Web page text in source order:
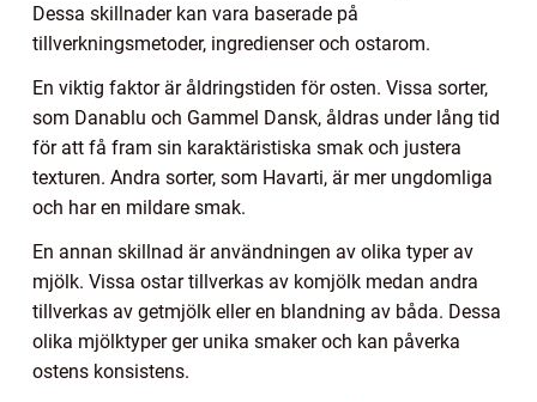
Dessa skillnader kan vara baserade på
tillverkningsmetoder, ingredienser och ostarom.
En viktig faktor är åldringstiden för osten. Vissa sorter,
som Danablu och Gammel Dansk, åldras under lång tid
för att få fram sin karaktäristiska smak och justera
texturen. Andra sorter, som Havarti, är mer ungdomliga
och har en mildare smak.
En annan skillnad är användningen av olika typer av
mjölk. Vissa ostar tillverkas av komjölk medan andra
tillverkas av getmjölk eller en blandning av båda. Dessa
olika mjölktyper ger unika smaker och kan påverka
ostens konsistens.